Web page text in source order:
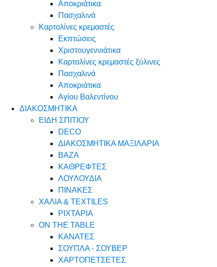
Αποκριάτικα
Πασχαλινά
Καρτολίνες κρεμαστές
Εκπτώσεις
Χριστουγεννιάτικα
Καρτολίνες κρεμαστές ξύλινες
Πασχαλινά
Αποκριάτικα
Αγίου Βαλεντίνου
ΔΙΑΚΟΣΜΗΤΙΚΑ
ΕΙΔΗ ΣΠΙΤΙΟΥ
DECO
ΔΙΑΚΟΣΜΗΤΙΚΑ ΜΑΞΙΛΑΡΙΑ
ΒΑΖΑ
ΚΑΘΡΕΦΤΕΣ
ΛΟΥΛΟΥΔΙΑ
ΠΙΝΑΚΕΣ
ΧΑΛΙΑ & TEXTILES
ΡΙΧΤΑΡΙΑ
ON THE TABLE
ΚΑΝΑΤΕΣ
ΣΟΥΠΛΑ - ΣΟΥΒΕΡ
ΧΑΡΤΟΠΕΤΣΕΤΕΣ